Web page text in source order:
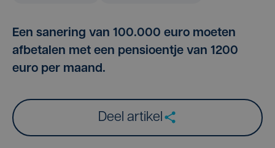
Een sanering van 100.000 euro moeten
afbetalen met een pensioentje van 1200
euro per maand.
Deel artikel